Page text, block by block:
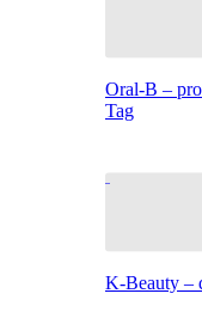
Oral-B –
Tag
K-Beauty –